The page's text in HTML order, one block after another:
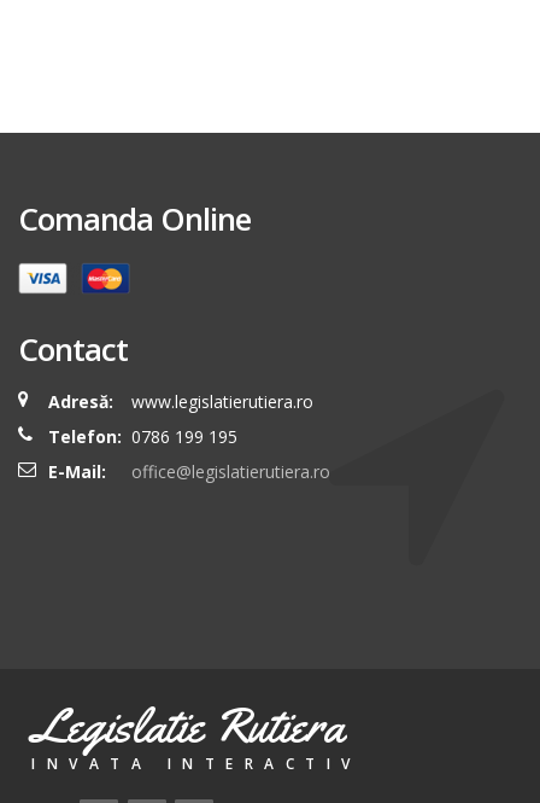
Comanda Online
Contact
Adresă:
www.legislatierutiera.ro
Telefon: 0786 199 195
E-Mail:
office@legislatierutiera.ro
Legislatie Rutiera
INVATA INTERACTIV